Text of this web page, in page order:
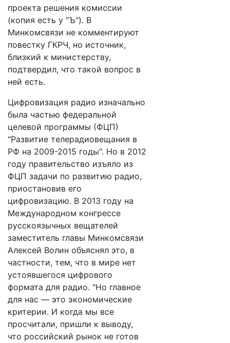
проекта решения комиссии
(копия есть у "Ъ"). В
Минкомсвязи не комментируют
повестку ГКРЧ, но источник,
близкий к министерству,
подтвердил, что такой вопрос в
ней есть.
Цифровизация радио изначально
была частью федеральной
целевой программы (ФЦП)
"Развитие телерадиовещания в
РФ на 2009-2015 годы". Но в 2012
году правительство изъяло из
ФЦП задачи по развитию радио,
приостановив его
цифровизацию. В 2013 году на
Международном конгрессе
русскоязычных вещателей
заместитель главы Минкомсвязи
Алексей Волин объяснял это, в
частности, тем, что в мире нет
устоявшегося цифрового
формата для радио. "Но главное
для нас — это экономические
критерии. И когда мы все
просчитали, пришли к выводу,
что российский рынок не готов